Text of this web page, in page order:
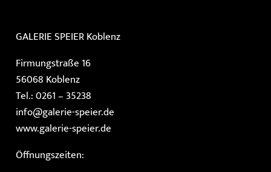
GALERIE SPEIERKoblenz
Firmungstraße 16
56068 Koblenz
Tel.: 0261 – 35238
info@galerie-speier.de
www.galerie-speier.de
Öffnungszeiten: